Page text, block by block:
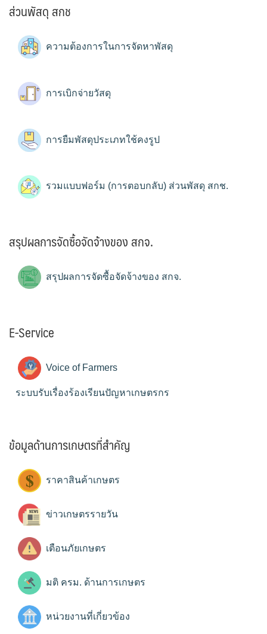
ส่วนพัสดุ สกช
ความต้องการในการจัดหาพัสดุ
การเบิกจ่ายวัสดุ
การยืมพัสดุประเภทใช้คงรูป
รวมแบบฟอร์ม (การตอบกลับ) ส่วนพัสดุ สกช.
สรุปผลการจัดซื้อจัดจ้างของ สกจ.
สรุปผลการจัดซื้อจัดจ้างของ สกจ.
E-Service
Voice of Farmers
ระบบรับเรื่องร้องเรียนปัญหาเกษตรกร
ข้อมูลด้านการเกษตรที่สำคัญ
ราคาสินค้าเกษตร
ข่าวเกษตรรายวัน
เตือนภัยเกษตร
มติ ครม. ด้านการเกษตร
หน่วยงานที่เกี่ยวข้อง